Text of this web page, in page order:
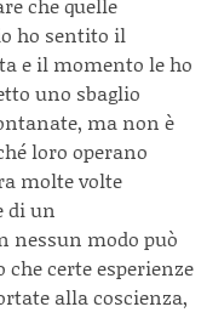
ho sentito il
e il momento le ho
uno sbaglio
ma non è
loro operano
molte volte
di un
nessun modo può
che certe esperienze
alla coscienza,